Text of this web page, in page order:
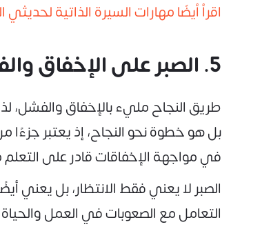
اقرأ أيضًا مهارات السيرة الذاتية
5. الصبر على الإخفاق والفشل:
طريق النجاح مليء بالإخفاق
بل هو خطوة نحو النجاح، إذ يعتبر
في مواجهة الإخفاقات قادر على
الصبر لا يعني فقط الانتظار، بل يعني
التعامل مع الصعوبات في العمل